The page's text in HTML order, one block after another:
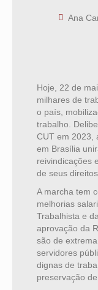
Ana
Hoje, 22 de
milhares de
o país,
trabalho.
CUT em 2023,
em Brasília
reivindicações
de seus direitos.
A marcha tem
melhorias
Trabalhista e
aprovação da
são de
servidores
dignas de
preservação